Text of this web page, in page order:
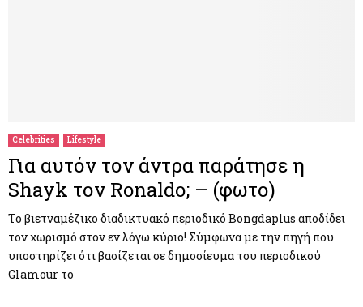
Celebrities Lifestyle
Για αυτόν τον άντρα παράτησε η
Shayk τον Ronaldo; – (φωτο)
Το βιετναμέζικο διαδικτυακό περιοδικό Bongdaplus αποδίδει
τον χωρισμό στον εν λόγω κύριο! Σύμφωνα με την πηγή που
υποστηρίζει ότι βασίζεται σε δημοσίευμα του περιοδικού
Glamour το